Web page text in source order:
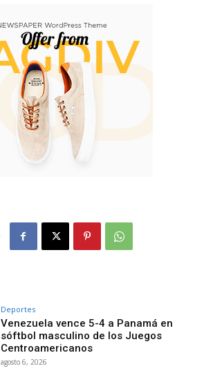
Deportes
Venezuela vence 5-4 a Panamá en
sóftbol masculino de los Juegos
Centroamericanos
agosto 6, 2026